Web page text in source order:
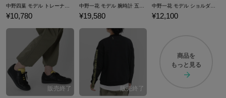
¥10,780 ¥19,580 ¥12,100
商品を
もっと見る